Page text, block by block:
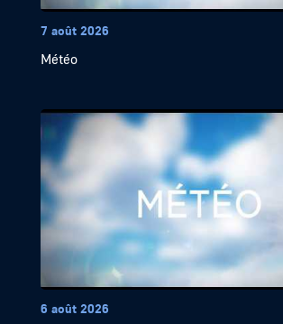
7 août 2026
Météo
6 août 2026